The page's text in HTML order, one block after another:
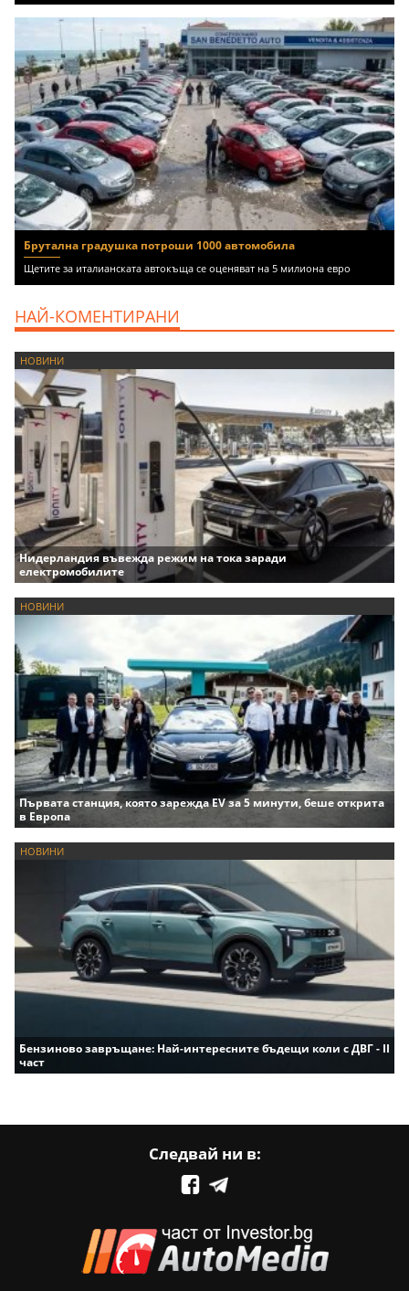
Брутална градушка потроши 1000 автомобила
Щетите за италианската автокъща се оценяват на 5 милиона евро
НАЙ-КОМЕНТИРАНИ
НОВИНИ
Нидерландия въвежда режим на тока заради
електромобилите
НОВИНИ
Първата станция, която зарежда EV за 5 минути, беше открита
в Европа
НОВИНИ
Бензиново завръщане: Най-интересните бъдещи коли с ДВГ - II
част
Следвай ни в: